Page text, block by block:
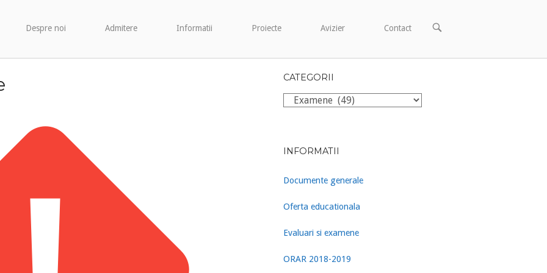
Despre noi Admitere Informatii Proiecte Avizier Contact
OPEN
CATEGORII
Categorii
INFORMATII
Documente generale
Oferta educationala
Evaluari si examene
ORAR 2018-2019